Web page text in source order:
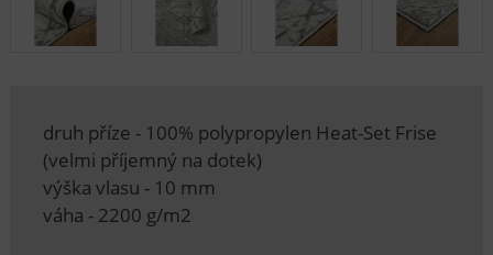
druh příze - 100% polypropylen Heat-Set Frise
(velmi příjemný na dotek)
výška vlasu - 10 mm
váha - 2200 g/m2